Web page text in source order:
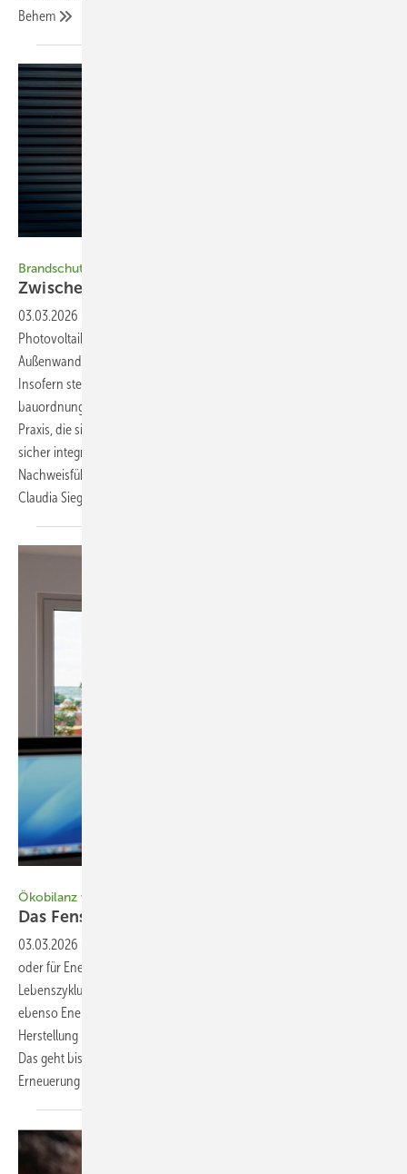
Behem
Brandschutz bei PV‑Fassaden
Zwischen Regelwerk und
03.03.2026
Photovoltaik (BIPV) kein „Add-on“, sondern fester Bestandteil der
Außenwand – und damit brandschutzrechtlich kein Selbstläufer.
Insofern steht BIPV im Spannungsfeld zwischen klar definierten
bauordnungsrechtlichen Anforderungen und auslegungsabhängiger
Praxis, die sich projektweise erheblich unterscheiden kann. Wer BIPV
sicher integrieren will, muss Gebäudeklasse, Baustoff­klassifizierung,
Nachweisführung und Systemaufbau frühzeitig zusammen denken.
Claudia Siegele
Ökobilanz von Glas und Rahmen
Das Fenster und sein
03.03.2026
oder für Energiegewinne – manchmal zu viel von beidem. Bei einer
Lebenszyklusbetrachtung eines Bau- oder Umbauprojektes müssen
ebenso Energieaufwand und Treibhausgasemissionen bei der
Herstellung mitbedacht werden, genauso wie ihre Kreislauffähigkeit.
Das geht bis hin zur Frage, ob im Bestand letztlich Austausch oder
Erneuerung zielführend sind. Alexander